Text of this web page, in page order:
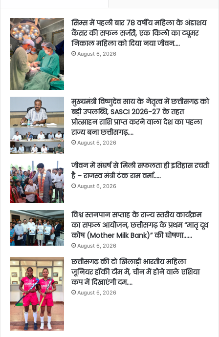
सिम्स में पहली बार 78 वर्षीय महिला के अंडाशय
कैंसर की सफल सर्जरी, एक किलो का ट्यूमर
निकाल महिला को दिया नया जीवन….
August 6, 2026
मुख्यमंत्री विष्णुदेव साय के नेतृत्व में छत्तीसगढ़ को
बड़ी उपलब्धि, SASCI 2026-27 के तहत
प्रोत्साहन राशि प्राप्त करने वाला देश का पहला
राज्य बना छत्तीसगढ़….
August 6, 2026
जीवन में संघर्ष से मिली सफलता ही इतिहास रचती
है – राजस्व मंत्री टंक राम वर्मा…..
August 6, 2026
विश्व स्तनपान सप्ताह के राज्य स्तरीय कार्यक्रम
का सफल आयोजन, छत्तीसगढ़ के प्रथम “मातृ दूध
कोष (Mother Milk Bank)” की घोषणा……
August 6, 2026
छत्तीसगढ़ की दो खिलाड़ी भारतीय महिला
जूनियर हॉकी टीम में, चीन में होने वाले एशिया
कप में दिखाएंगी दम….
August 6, 2026